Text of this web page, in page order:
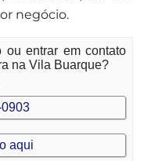
negócio.
ou entrar em contato
na Vila Buarque?
aqui